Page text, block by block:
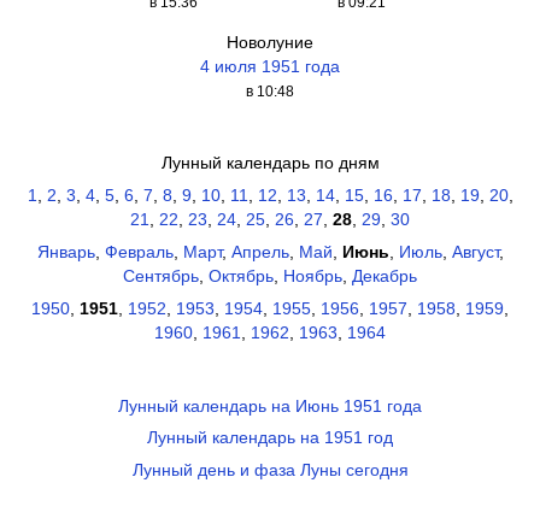
Новолуние
4 июля 1951 года
в 10:48
Лунный календарь по дням
1, 2, 3, 4, 5, 6, 7, 8, 9, 10, 11, 12, 13, 14, 15, 16, 17, 18, 19, 20,
21, 22, 23, 24, 25, 26, 27, 28, 29, 30
Январь, Февраль, Март, Апрель, Май Июнь Июль, Август,
Сентябрь Октябрь Ноябрь Декабрь
1950 1951 1952 1953 1954 1955 1956 1957 1958 1959
1960 1961 1962 1963 1964
Лунный календарь на Июнь 1951 года
Лунный календарь на 1951 год
Лунный день и фаза Луны сегодня